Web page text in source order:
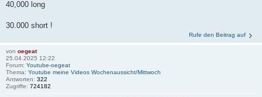
40,000 long
30.000 short !
Rufe den Beitrag auf
von oegeat
25.04.2025 12:22
Forum: Youtube-oegeat
Thema: Youtube meine Videos Wochenaussicht/Mittwoch
Antworten: 322
Zugriffe: 724182